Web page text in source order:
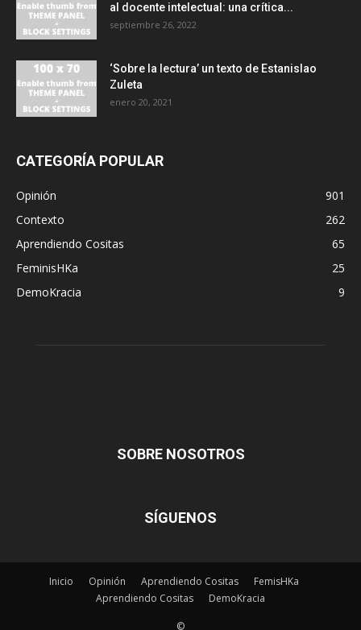
al docente intelectual: una crítica...
septiembre 26, 2022
‘Sobre la lectura’ un texto de Estanislao
Zuleta
enero 20, 2021
CATEGORÍA POPULAR
Opinión
901
Contexto
262
Aprendiendo Cositas
65
FeminisHKa
25
DemoKracia
9
SOBRE NOSOTROS
SÍGUENOS
Inicio Opinión Aprendiendo Cositas
FemisHKa
Aprendiendo Cositas
DemoKracia
©